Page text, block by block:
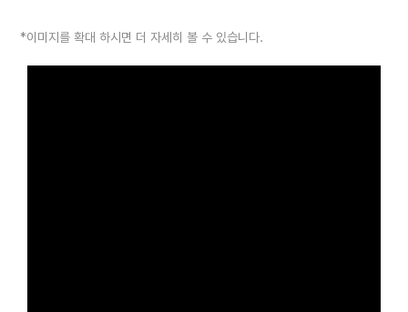
*이미지를 확대 하시면 더 자세히 볼 수 있습니다.